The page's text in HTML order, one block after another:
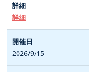
詳細
2026/9/15